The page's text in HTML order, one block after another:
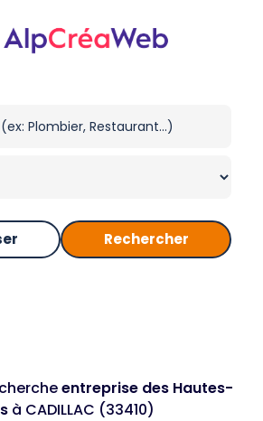
Rechercher
entreprise des Hautes-
à CADILLAC (33410)